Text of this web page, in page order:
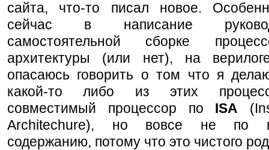
сайта, что-то писал новое.
сейчас в написание
самостоятельной сборке
архитектуры (или нет), на
опасаюсь говорить о том что я
какой-то либо из этих
совместимый процессор по ISA
Architechure), но вовсе не по
содержанию, потому что это чистого